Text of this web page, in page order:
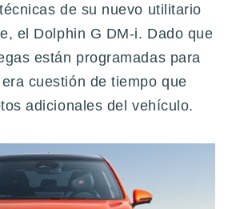
de su nuevo utilitario
el Dolphin G DM-i. Dado que
están programadas para
cuestión de tiempo que
adicionales del vehículo.